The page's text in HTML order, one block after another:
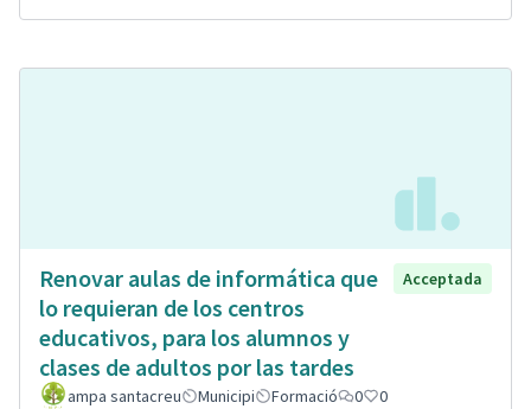
Renovar aulas de informática que
lo requieran de los centros
educativos, para los alumnos y
clases de adultos por las tardes
Acceptada
ampa santacreu Municipi Formació 0 0